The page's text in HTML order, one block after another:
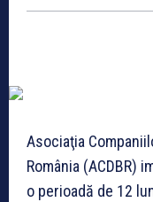
Asociaţia
România (ACDBR)
o perioadă de 12